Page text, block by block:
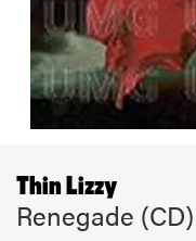
Thin Lizzy
Renegade (CD)